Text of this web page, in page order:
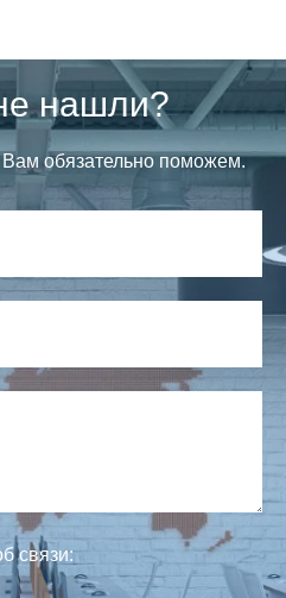
нашли?
обязательно поможем.
связи: